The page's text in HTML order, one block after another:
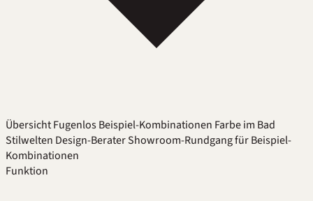
ÜbersichtFugenlosBeispiel-Kombinationen Farbe im Bad
Stilwelten Design-BeraterShowroom-Rundgang für Beispiel-
Kombinationen
Funktion